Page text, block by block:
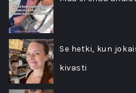
Se hetki, kun
kivasti